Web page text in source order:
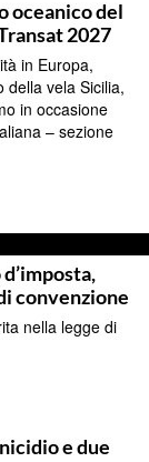
oceanico del
2027
in Europa,
della vela Sicilia,
in occasione
– sezione
convenzione
nella legge di
e due